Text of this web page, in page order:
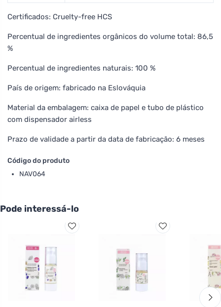
Certificados: Cruelty-free HCS
Percentual de ingredientes orgânicos do volume total: 86,5
%
Percentual de ingredientes naturais: 100 %
País de origem: fabricado na Eslováquia
Material da embalagem: caixa de papel e tubo de plástico
com dispensador airless
Prazo de validade a partir da data de fabricação: 6 meses
Código do produto
NAV064
Pode interessá-lo